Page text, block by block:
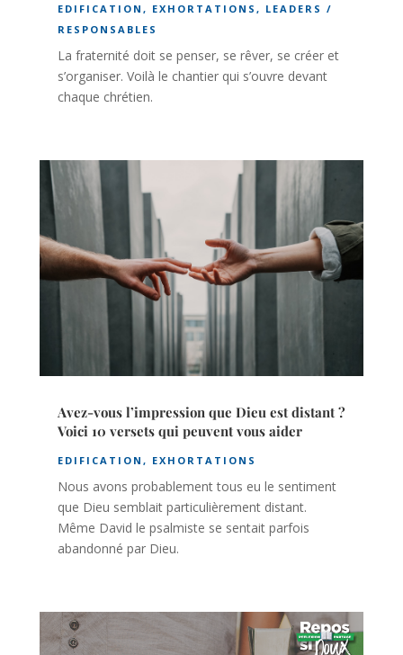
EDIFICATION , EXHORTATIONS , LEADERS /
RESPONSABLES
La fraternité doit se penser, se rêver, se créer et
s’organiser. Voilà le chantier qui s’ouvre devant
chaque chrétien.
Avez-vous l’impression que Dieu est distant ?
Voici 10 versets qui peuvent vous aider
EDIFICATION , EXHORTATIONS
Nous avons probablement tous eu le sentiment
que Dieu semblait particulièrement distant.
Même David le psalmiste se sentait parfois
abandonné par Dieu.